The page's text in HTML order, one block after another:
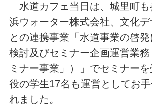
水道カフェ当日は、城里町も
浜ウォーター株式会社、文化
との連携事業「水道事業の啓
検討及びセミナー企画運営業
ミナー事業」）」でセミナー
役の学生17名も運営としてお手
れました。